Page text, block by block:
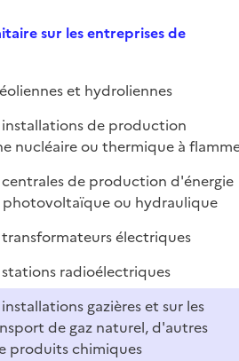
sur les entreprises de
éoliennes et hydroliennes
installations de production
nucléaire ou thermique à
centrales de production d'énergie
ou hydraulique
transformateurs électriques
stations radioélectriques
gazières et sur les
de gaz naturel, d'autres
produits chimiques